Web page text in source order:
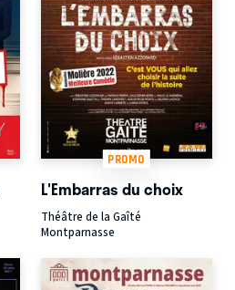
PROMO
L'Embarras du choix
Théâtre de la Gaîté
Montparnasse